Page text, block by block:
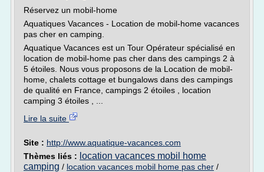
Réservez un mobil-home
Aquatiques Vacances - Location de mobil-home vacances
pas cher en camping.
Aquatique Vacances est un Tour Opérateur spécialisé en
location de mobil-home pas cher dans des campings 2 à
5 étoiles. Nous vous proposons de la Location de mobil-
home, chalets cottage et bungalows dans des campings
de qualité en France, campings 2 étoiles , location
camping 3 étoiles , ...
Lire la suite
Site : http://www.aquatique-vacances.com
Thèmes liés : location vacances mobil home
camping / location vacances mobil home pas cher /